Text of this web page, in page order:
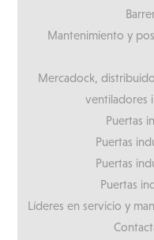
Mantenimiento y
Mercadock,
ventiladores
Puertas
Puertas
Puertas
Puertas
Líderes en servicio y